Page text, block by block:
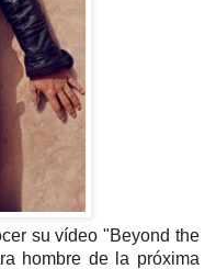
su vídeo "Beyond the
hombre de la próxima